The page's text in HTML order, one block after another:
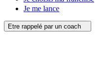
Je me lance
Etre rappelé par un coach